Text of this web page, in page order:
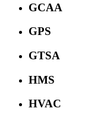
GCAA
GPS
GTSA
HMS
HVAC